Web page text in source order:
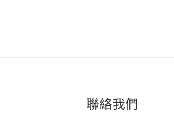
聯絡我們